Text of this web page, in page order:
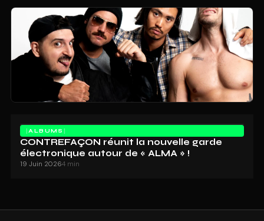
ALBUMS
CONTREFAÇON réunit la nouvelle garde
électronique autour de « ALMA » !
19 Juin 20264 min